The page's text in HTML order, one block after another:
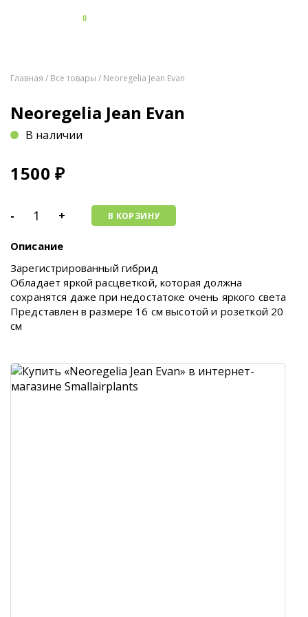
0
Главная / Все товары / Neoregelia Jean Evan
Neoregelia Jean Evan
В наличии
1500 ₽
- + В КОРЗИНУ
Описание
Зарегистрированный гибрид
Обладает яркой расцветкой, которая должна
сохранятся даже при недостатоке очень яркого света
Представлен в размере 16 см высотой и розеткой 20
см